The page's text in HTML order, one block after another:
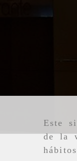
Este
de la